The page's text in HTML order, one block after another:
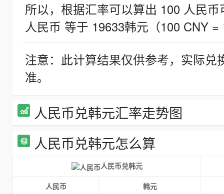
所以，根据汇率可以算出 100 人民
人民币 等于 19633韩元（100 CNY =
注意：此计算结果仅供参考，实际
准。
人民币兑韩元汇率走势图
人民币兑韩元怎么算
人民币兑韩元
人民币
韩元